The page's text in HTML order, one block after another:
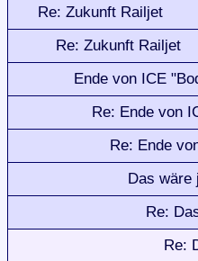
Re: Zukunft Railjet
Re: Zukunft Railjet
Ende von ICE
Re: Ende von
Re: Ende
Das wäre
Re:
Re: